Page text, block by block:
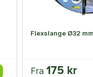
Flexslange Ø32 mm
Fra175 kr